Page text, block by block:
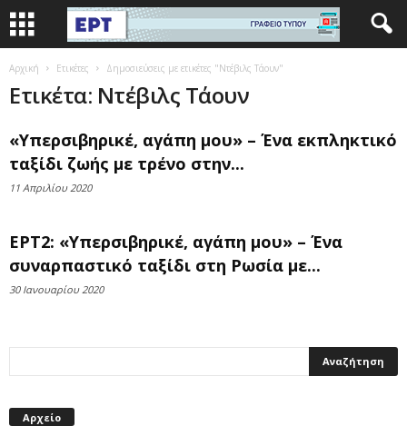
Αρχική Ετικέτες Δημοσιεύσεις με ετικέτες "Ντέβιλς Τάουν"
Ετικέτα: Ντέβιλς Τάουν
«Υπερσιβηρικέ, αγάπη μου» – Ένα εκπληκτικό
ταξίδι ζωής με τρένο στην...
11 Απριλίου 2020
ΕΡΤ2: «Υπερσιβηρικέ, αγάπη μου» – Ένα
συναρπαστικό ταξίδι στη Ρωσία με...
30 Ιανουαρίου 2020
Αρχείο